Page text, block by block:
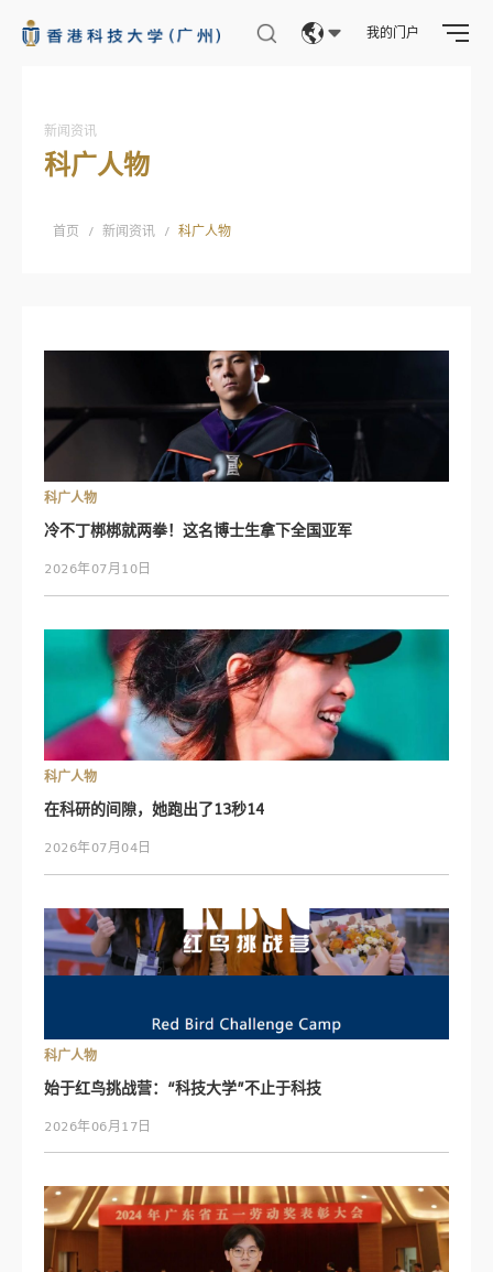
我的门户
新闻资讯
科广人物
首页 / 新闻资讯 / 科广人物
科广人物
冷不丁梆梆就两拳！这名博士生拿下全国亚军
2026年07月10日
科广人物
在科研的间隙，她跑出了13秒14
2026年07月04日
科广人物
始于红鸟挑战营：“科技大学”不止于科技
2026年06月17日